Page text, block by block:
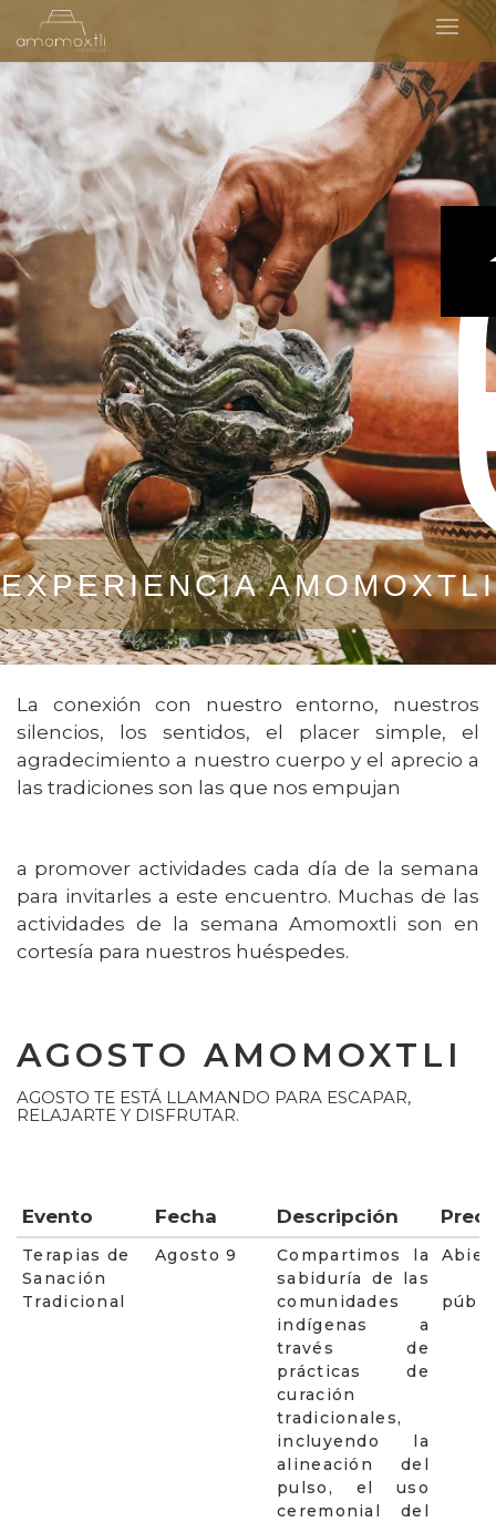
EXPERIENCIA AMOMOXTLI
La conexión con nuestro entorno, nuestros
silencios, los sentidos, el placer simple, el
agradecimiento a nuestro cuerpo y el aprecio a
las tradiciones son las que nos empujan
a promover actividades cada día de la semana
para invitarles a este encuentro. Muchas de las
actividades de la semana Amomoxtli son en
cortesía para nuestros huéspedes.
AGOSTO AMOMOXTLI
AGOSTO TE ESTÁ LLAMANDO PARA ESCAPAR,
RELAJARTE Y DISFRUTAR.
Evento Fecha Descripción
Terapias de
Sanación
Tradicional
Agosto 9
Compartimos la
sabiduría de las
comunidades
indígenas a
través de
prácticas de
curación
tradicionales,
incluyendo la
alineación del
pulso, el uso
ceremonial del